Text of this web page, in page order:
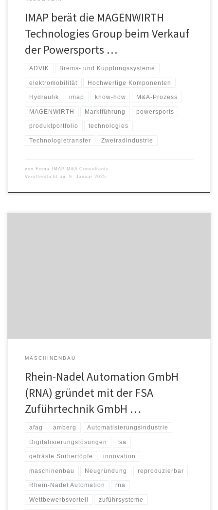
IMAP berät die MAGENWIRTH
Technologies Group beim Verkauf
der Powersports …
ADVIK Brems- und Kupplungssysteme
elektromobilität Hochwertige Komponenten
Hydraulik imap know-how M&A-Prozess
MAGENWIRTH Marktführung powersports
produktportfolio technologies
Technologietransfer Zweiradindustrie
von Firma IMAP M&A Consultants
Veröffentlicht am 9. Januar 2025
MASCHINENBAU
Rhein-Nadel Automation GmbH
(RNA) gründet mit der FSA
Zuführtechnik GmbH …
afag amberg Automatisierungsindustrie
Digitalisierungslösungen fsa
gefräste Sortiertöpfe innovation
maschinenbau Neugründung reproduzierbar
Rhein-Nadel Automation rna
Wettbewerbsvorteil zuführsysteme